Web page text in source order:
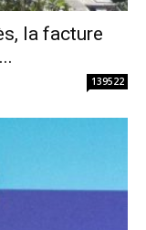
la facture
139522